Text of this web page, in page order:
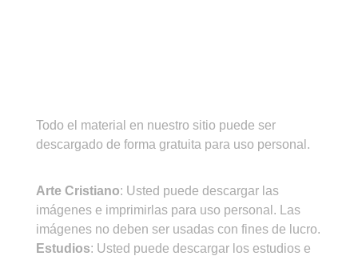
Todo el material en nuestro sitio puede ser
descargado de forma gratuita para uso personal.
Arte Cristiano: Usted puede descargar las
imágenes e imprimirlas para uso personal. Las
imágenes no deben ser usadas con fines de lucro.
Estudios: Usted puede descargar los estudios e